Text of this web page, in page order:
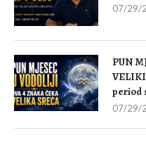
07/29/
PUN
period
07/29/